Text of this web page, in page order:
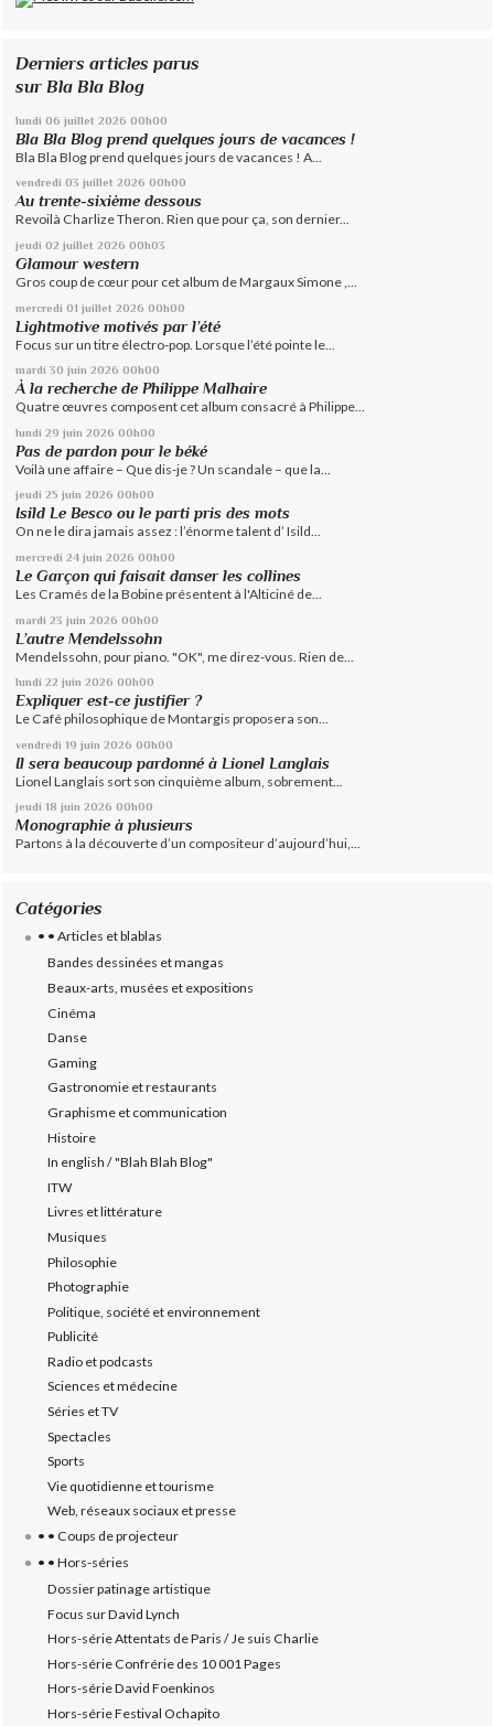
Derniers articles parus
sur Bla Bla Blog
lundi 06 juillet 2026 00h00
Bla Bla Blog prend quelques jours de vacances !
Bla Bla Blog prend quelques jours de vacances ! A...
vendredi 03 juillet 2026 00h00
Au trente-sixième dessous
Revoilà Charlize Theron. Rien que pour ça, son dernier...
jeudi 02 juillet 2026 00h03
Glamour western
Gros coup de cœur pour cet album de Margaux Simone ,...
mercredi 01 juillet 2026 00h00
Lightmotive motivés par l’été
Focus sur un titre électro-pop. Lorsque l’été pointe le...
mardi 30 juin 2026 00h00
À la recherche de Philippe Malhaire
Quatre œuvres composent cet album consacré à Philippe...
lundi 29 juin 2026 00h00
Pas de pardon pour le béké
Voilà une affaire – Que dis-je ? Un scandale – que la...
jeudi 25 juin 2026 00h00
Isild Le Besco ou le parti pris des mots
On ne le dira jamais assez : l’énorme talent d’ Isild...
mercredi 24 juin 2026 00h00
Le Garçon qui faisait danser les collines
Les Cramés de la Bobine présentent à l'Alticiné de...
mardi 23 juin 2026 00h00
L’autre Mendelssohn
Mendelssohn, pour piano. "OK", me direz-vous. Rien de...
lundi 22 juin 2026 00h00
Expliquer est-ce justifier ?
Le Café philosophique de Montargis proposera son...
vendredi 19 juin 2026 00h00
Il sera beaucoup pardonné à Lionel Langlais
Lionel Langlais sort son cinquième album, sobrement...
jeudi 18 juin 2026 00h00
Monographie à plusieurs
Partons à la découverte d’un compositeur d’aujourd’hui,...
Catégories
• • Articles et blablas
Bandes dessinées et mangas
Beaux-arts, musées et expositions
Cinéma
Danse
Gaming
Gastronomie et restaurants
Graphisme et communication
Histoire
In english / "Blah Blah Blog"
ITW
Livres et littérature
Musiques
Philosophie
Photographie
Politique, société et environnement
Publicité
Radio et podcasts
Sciences et médecine
Séries et TV
Spectacles
Sports
Vie quotidienne et tourisme
Web, réseaux sociaux et presse
• • Coups de projecteur
• • Hors-séries
Dossier patinage artistique
Focus sur David Lynch
Hors-série Attentats de Paris / Je suis Charlie
Hors-série Confrérie des 10 001 Pages
Hors-série David Foenkinos
Hors-série Festival Ochapito